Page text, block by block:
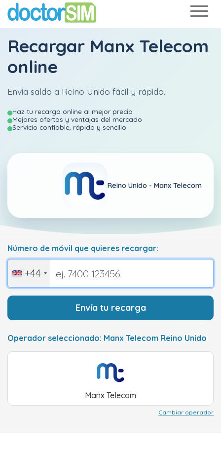
Recargar Manx Telecom
online
Envía saldo a Reino Unido fácil y rápido.
Haz tu recarga online al mejor precio
Mejores ofertas y ventajas del mercado
Servicio confiable, rápido y sencillo
Reino Unido - Manx Telecom
Número de móvil que quieres recargar:
+44
Envía tu recarga
Operador seleccionado: Manx Telecom Reino Unido
Manx Telecom
Cambiar operador